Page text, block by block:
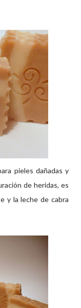
pieles dañadas y
de heridas, es
y la leche de cabra